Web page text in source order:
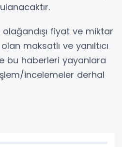
fiyat ve miktar
maksatlı ve yanıltıcı
bu haberleri yayanlara
incelemeler derhal